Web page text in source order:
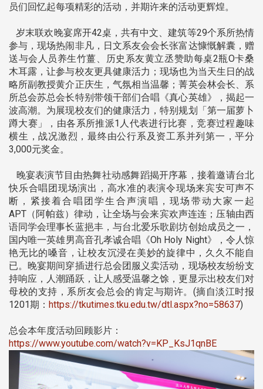
员们回忆起每项精彩的活动，并期许来的活动更辉煌。
岁末联欢晚宴席开42桌，共有中文、建筑等29个系所热情
参与，现场热闹非凡，日文系友会会长张富达慷慨解囊，赠
送与会人员养生竹薑、历史系友黄立丞赞助每桌2瓶O卡桑
木耳露，让参与校友更具健康活力；现场也为当天生日的战
略所副教授黄介正庆生，气氛相当温馨；菁英会林会长、系
所总会苏总会长特别带领干部们合唱《真心英雄》，揭起一
波高潮。为展现校友们的健康活力，特别规划「第一届萝卜
蹲大赛」，由各系所推派1人代表进行比赛，竞赛过程趣味
横生，战况激烈，最终由公行系及资工系并列第一，平分
3,000元奖金。
晚宴表演节目由热舞社动感舞蹈揭开序幕，接着邀请台北
快乐合唱团现场演出，高水准的表演令现场来宾安可声不
断，紧接着合唱团学生合声演唱，现场带动大家一起
APT（阿帕兹）律动，让全场与会来宾欢声连连；压轴由西
语同学会理事长蓝挹丰，与台北爱乐歌剧坊创始成员之一，
国内唯一英雄男高音孔孝诚合唱《Oh Holy Night》，令人惊
艳无比的嗓音，让校友沉浸在美妙的旋律中，久久不能自
已。晚宴期间穿插进行总会团服义卖活动，现场校友纷纷支
持响应，人潮踊跃，让人感受温馨之馀，更显示出校友们对
母校的支持，系所友会总会的肯定与期许。(摘自淡江时报
1201期： https://tkutimes.tku.edu.tw/dtl.aspx?no=58637)
总会本年度活动回顾影片：
https://www.youtube.com/watch?v=KP_KsJ1qnBE